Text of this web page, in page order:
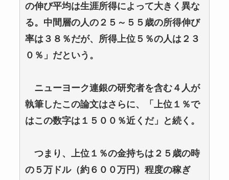
の伸び平均は生涯所得によって大きく異な
る。中間層の人の２５～５５歳の所得伸び
率は３８％だが、所得上位５％の人は２３
０％」だという。
ニューヨーク連銀の研究者を含む４人が
執筆したこの論文はさらに、「上位１％で
はこの数字は１５００％近くだ」と続く。
つまり、上位１％の金持ちは２５歳の時
の５万ドル（約６００万円）程度の稼ぎ